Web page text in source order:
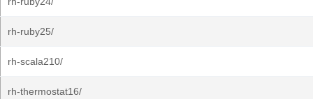
rh-ruby25/
rh-scala210/
rh-thermostat16/